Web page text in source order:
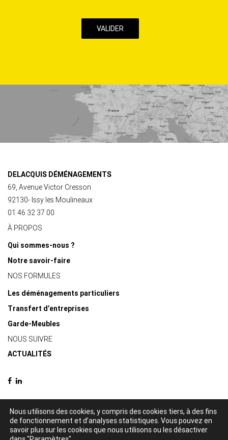
ce
DELACQUIS DÉMÉNAGEMENTS
69, Avenue Victor Cresson
92130- Issy les Moulineaux
01 46 32 37 00
À PROPOS
Qui sommes-nous ?
Notre savoir-faire
NOS FORMULES
Les déménagements particuliers
Transfert d’entreprises
Garde-Meubles
NOUS SUIVRE
ACTUALITÉS
© 2021 Delacquis déménagements -Mentions légales-Politique de
confidentialité
Nous utilisons des cookies, y compris des cookies tiers, à des fins
de fonctionnement et d’analyses statistiques. Vous pouvez en
savoir plus sur les cookies que nous utilisons ou les désactiver